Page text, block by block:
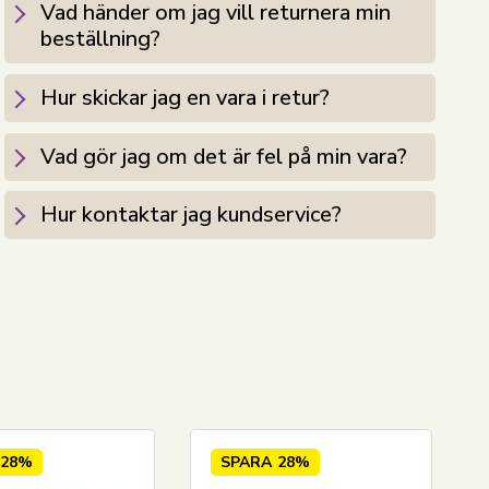
Vad händer om jag vill returnera min
beställning?
Hur skickar jag en vara i retur?
Vad gör jag om det är fel på min vara?
Hur kontaktar jag kundservice?
28% SPARA 28%